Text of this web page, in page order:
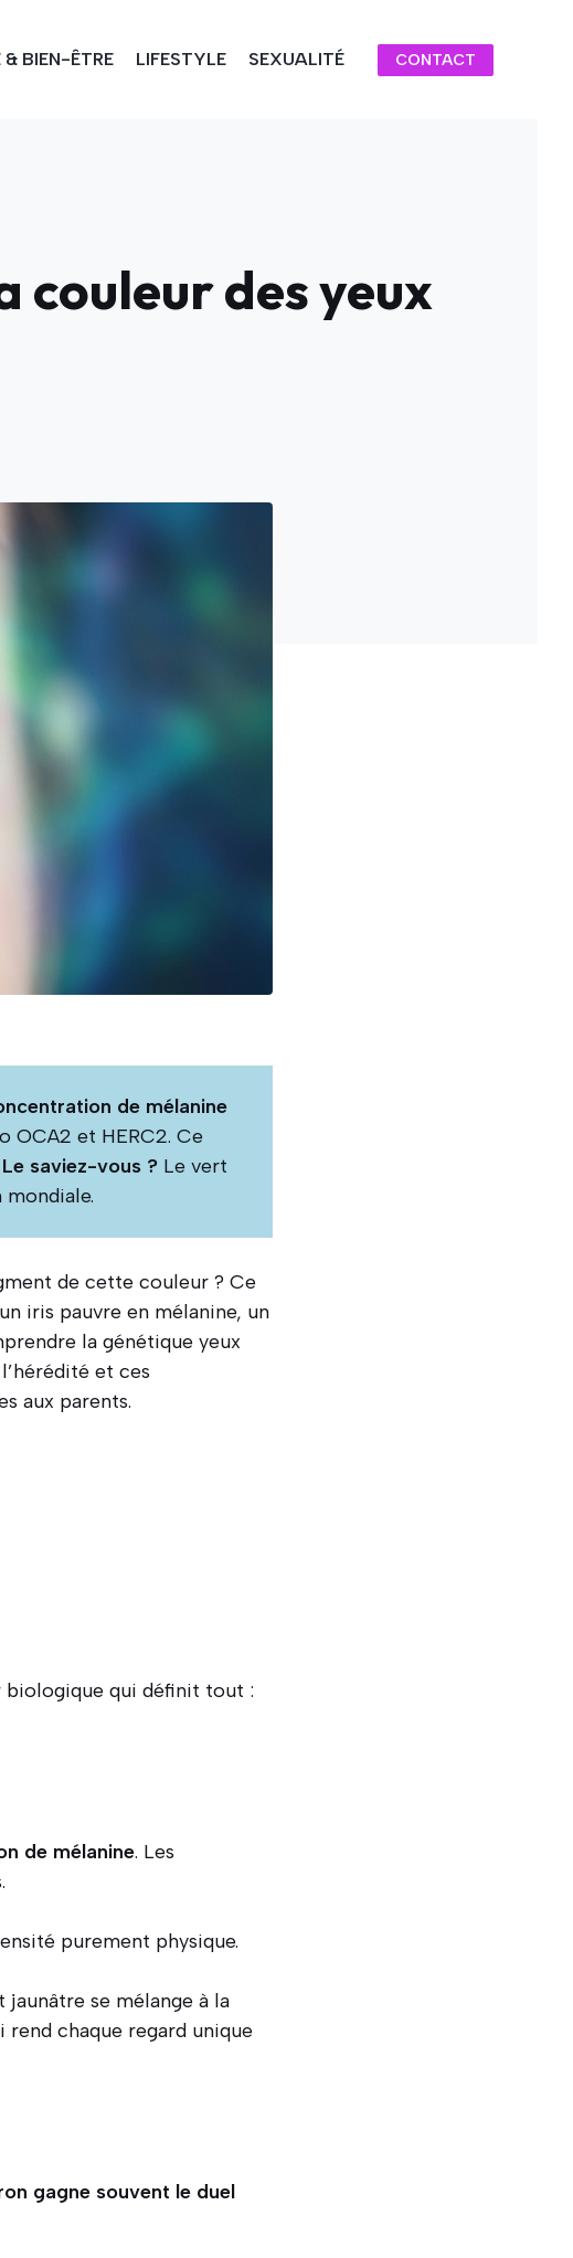
& BIEN-ÊTRE LIFESTYLE SEXUALITÉ CONTACT
couleur des yeux
de mélanine
OCA2 et HERC2. Ce
Le saviez-vous ? Le vert
de cette couleur ? Ce
iris pauvre en mélanine, un
la génétique yeux
et ces
aux parents.
biologique qui définit tout :
de mélanine. Les
purement physique.
se mélange à la
chaque regard unique
gagne souvent le duel